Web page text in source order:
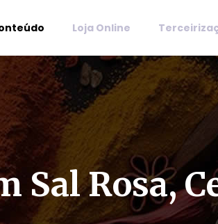
Loja Online
Sal Rosa,